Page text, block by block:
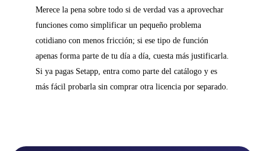
Merece la pena sobre todo si de verdad vas a aprovechar
funciones como simplificar un pequeño problema
cotidiano con menos fricción; si ese tipo de función
apenas forma parte de tu día a día, cuesta más justificarla.
Si ya pagas Setapp, entra como parte del catálogo y es
más fácil probarla sin comprar otra licencia por separado.